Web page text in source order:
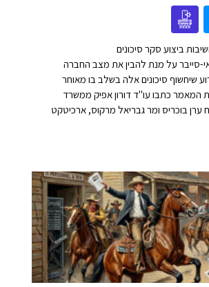
ביצוע סקר סיכונים
סייבר על מנת להבין את מצב החברה
שיחשוף סיכונים אלה בשלב בו מאוחר
המאמר כתבו עו"ד דורון אפיק ממשרד
ערן בוכריס ומר גבריאל מרקוס, ארכיטקט